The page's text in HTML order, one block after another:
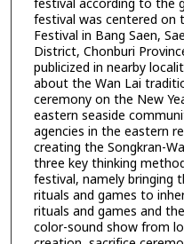
festival according to the
festival was centered on
Festival in Bang Saen,
District, Chonburi
publicized in nearby
about the Wan Lai
ceremony on the New
eastern seaside
agencies in the eastern
creating the Songkran-
three key thinking
festival, namely bringing
rituals and games to
rituals and games and
color-sound show from